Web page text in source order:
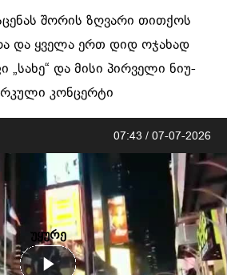
შორის ზღვარი თითქოს
და ყველა ერთ დიდ ოჯახად
„სახე“ და მისი პირველი ნიუ-
კონცერტი
07:43 / 07-07-2026
უყურე